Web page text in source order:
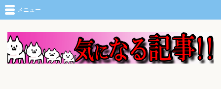
メニュー